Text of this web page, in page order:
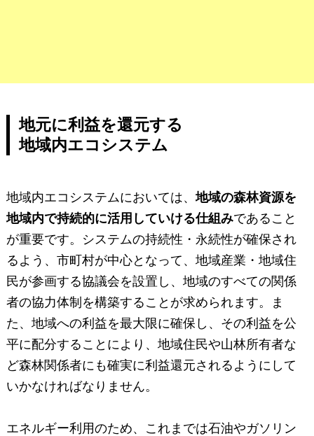
地元に利益を還元する
地域内エコシステム
地域内エコシステムにおいては、地域の森林資源を
地域内で持続的に活用していける仕組みであること
が重要です。システムの持続性・永続性が確保され
るよう、市町村が中心となって、地域産業・地域住
民が参画する協議会を設置し、地域のすべての関係
者の協力体制を構築することが求められます。ま
た、地域への利益を最大限に確保し、その利益を公
平に配分することにより、地域住民や山林所有者な
ど森林関係者にも確実に利益還元されるようにして
いかなければなりません。
エネルギー利用のため、これまでは石油やガソリン